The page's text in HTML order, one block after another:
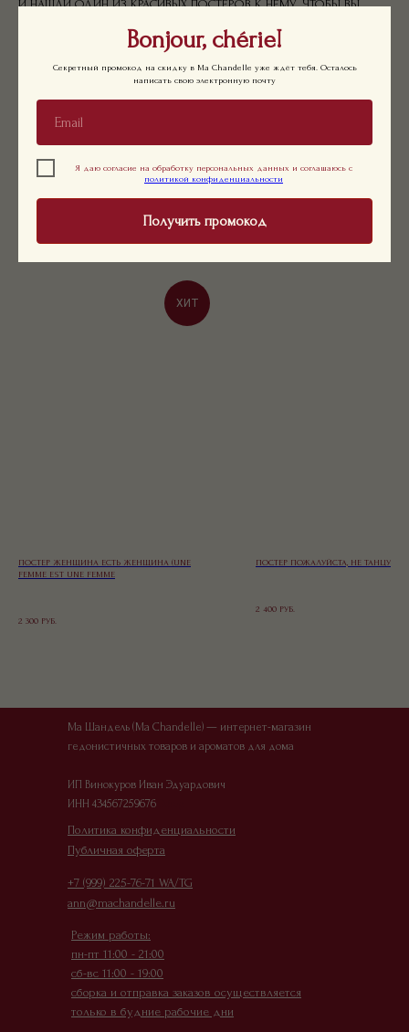
И НАШЛИ ОДИН ИЗ КРАСИВЫХ ПОСТЕРОВ К НЕМУ, ЧТОБЫ ВЫ
РАЗМЕР ИЗДЕЛИЯ: 40X50
ЦВЕТ РАМКИ: БЕЛЫЙ
WEIGHT: 500 G
ВАМ МОЖЕТ ПОНРАВИТЬСЯ
ХИТ
ПОСТЕР ЖЕНЩИНА ЕСТЬ ЖЕНЩИНА (UNE
FEMME EST UNE FEMME
2 300 РУБ.
ПОСТЕР ПОЖАЛУЙСТА, НЕ ТАНЦУЙТЕ
2 400 РУБ.
+7 (999) 225-76-71 WA/TG
ann@machandelle.ru
Режим работы:
пн-пт 11:00 - 21:00
сб-вс 11:00 - 19:00
сборка и отправка заказов осуществляется
только в будние рабочие дни
Ма Шандель (Ma Chandelle) — интернет-магазин
гедонистичных товаров и ароматов для дома
ИП Винокуров Иван Эдуардович
ИНН 434567259676
Публичная оферта
Политика конфиденциальности
Bonjour, chérie!
Секретный промокод на скидку в Ma Chandelle уже ждёт тебя. Осталось
написать свою электронную почту
Я даю согласие на обработку персональных данных и соглашаюсь с
политикой конфиденциальности
Получить промокод